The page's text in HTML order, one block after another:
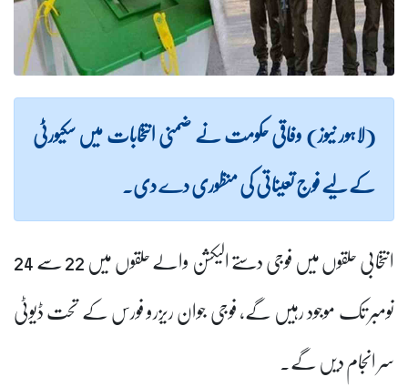
(لاہور نیوز) وفاقی حکومت نے ضمنی انتخابات میں سکیورٹی
کے لیے فوج تعیناتی کی منظوری دے دی۔
انتخابی حلقوں میں فوجی دستے الیکشن والے حلقوں میں 22 سے 24
نومبر تک موجود رہیں گے، فوجی جوان ریزرو فورس کے تحت ڈیوٹی
سر انجام دیں گے۔